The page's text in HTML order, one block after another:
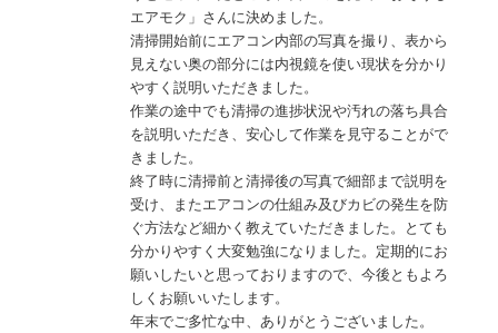
エアモク」さんに決めました。
清掃開始前にエアコン内部の写真を撮り、表から
見えない奥の部分には内視鏡を使い現状を分かり
やすく説明いただきました。
作業の途中でも清掃の進捗状況や汚れの落ち具合
を説明いただき、安心して作業を見守ることがで
きました。
終了時に清掃前と清掃後の写真で細部まで説明を
受け、またエアコンの仕組み及びカビの発生を防
ぐ方法など細かく教えていただきました。とても
分かりやすく大変勉強になりました。定期的にお
願いしたいと思っておりますので、今後ともよろ
しくお願いいたします。
年末でご多忙な中、ありがとうございました。